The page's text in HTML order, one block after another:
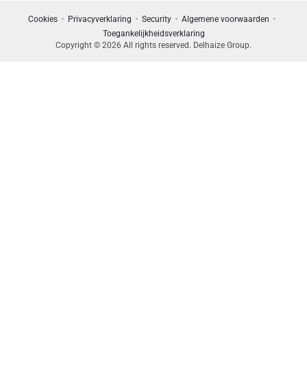
Cookies Privacyverklaring Security
Algemene voorwaarden
Toegankelijkheidsverklaring
Copyright © 2026 All rights reserved. Delhaize Group.